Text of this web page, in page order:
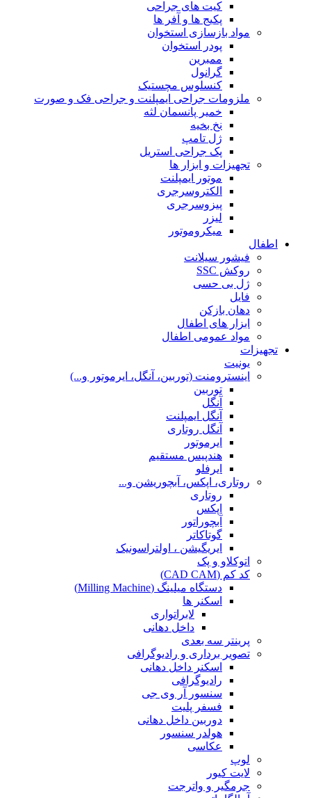
کیت های جراحی
پکیج ها و آفر ها
مواد بازسازی استخوان
پودر استخوان
ممبرین
گرانول
کنسلوس مچستیک
ملزومات جراحی ایمپلنت و جراحی فک و صورت
خمیر پانسمان لثه
نخ بخیه
ژل تامپ
پک جراحی استریل
تجهیزات و ابزار ها
موتور ایمپلنت
الکتروسرجری
پیزوسرجری
لیزر
میکروموتور
اطفال
فیشور سیلانت
روکش SSC
ژل بی حسی
فایل
دهان بازکن
ابزار های اطفال
مواد عمومی اطفال
تجهیزات
یونیت
اینسترومنت (توربین، آنگل، ایرموتور و...)
توربین
آنگل
آنگل ایمپلنت
آنگل روتاری
ایرموتور
هندپیس مستقیم
ایرفلو
روتاری، اپکس، آبچوریشن و...
روتاری
اپکس
آبچوراتور
گوتاکاتر
ایریگیشن ، اولتراسونیک
اتوکلاو و پک
کد کم (CAD CAM)
دستگاه میلینگ (Milling Machine)
اسکنر ها
لابراتواری
داخل دهانی
پرینتر سه بعدی
تصویر برداری و رادیوگرافی
اسکنر داخل دهانی
رادیوگرافی
سنسور آر وی جی
فسفر پلیت
دوربین داخل دهانی
هولدر سنسور
عکاسی
لوپ
لایت کیور
جرمگیر و واترجت